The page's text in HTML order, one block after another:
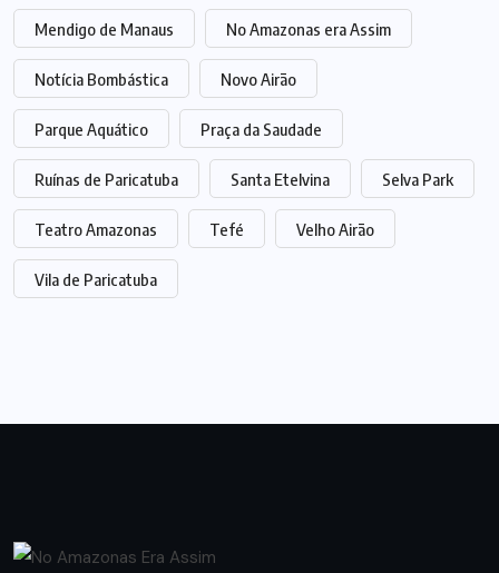
Mendigo de Manaus No Amazonas era Assim
Notícia Bombástica Novo Airão
Parque Aquático Praça da Saudade
Ruínas de Paricatuba Santa Etelvina Selva Park
Teatro Amazonas Tefé Velho Airão
Vila de Paricatuba